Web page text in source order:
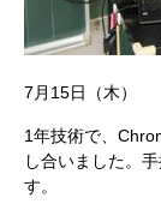
7月15日（木）
1年技術で、
し合いました。
す。